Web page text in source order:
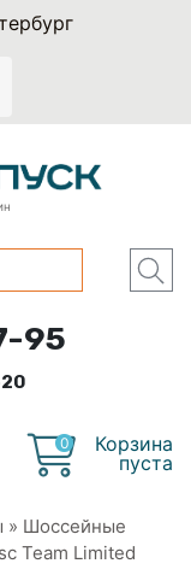
95
0
Корзина
пуста
» Шоссейные
Team Limited